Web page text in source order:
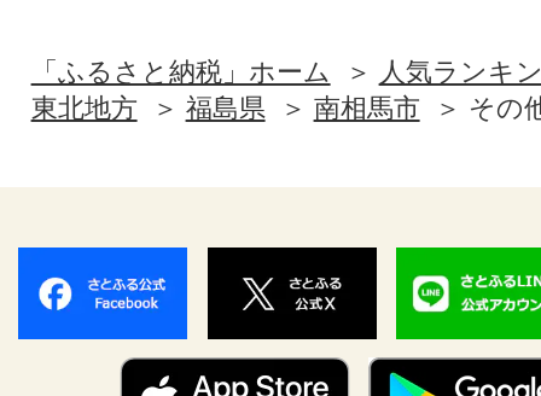
「ふるさと納税」ホーム
人気ランキ
東北地方
福島県 南相馬市 その